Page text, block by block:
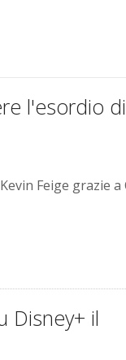
l'esordio di
Feige grazie a
Disney+ il